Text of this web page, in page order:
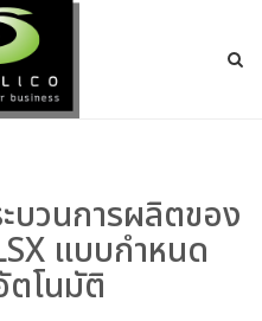
บวนการผลิตของ
แบบกำหนด
ตโนมัติ